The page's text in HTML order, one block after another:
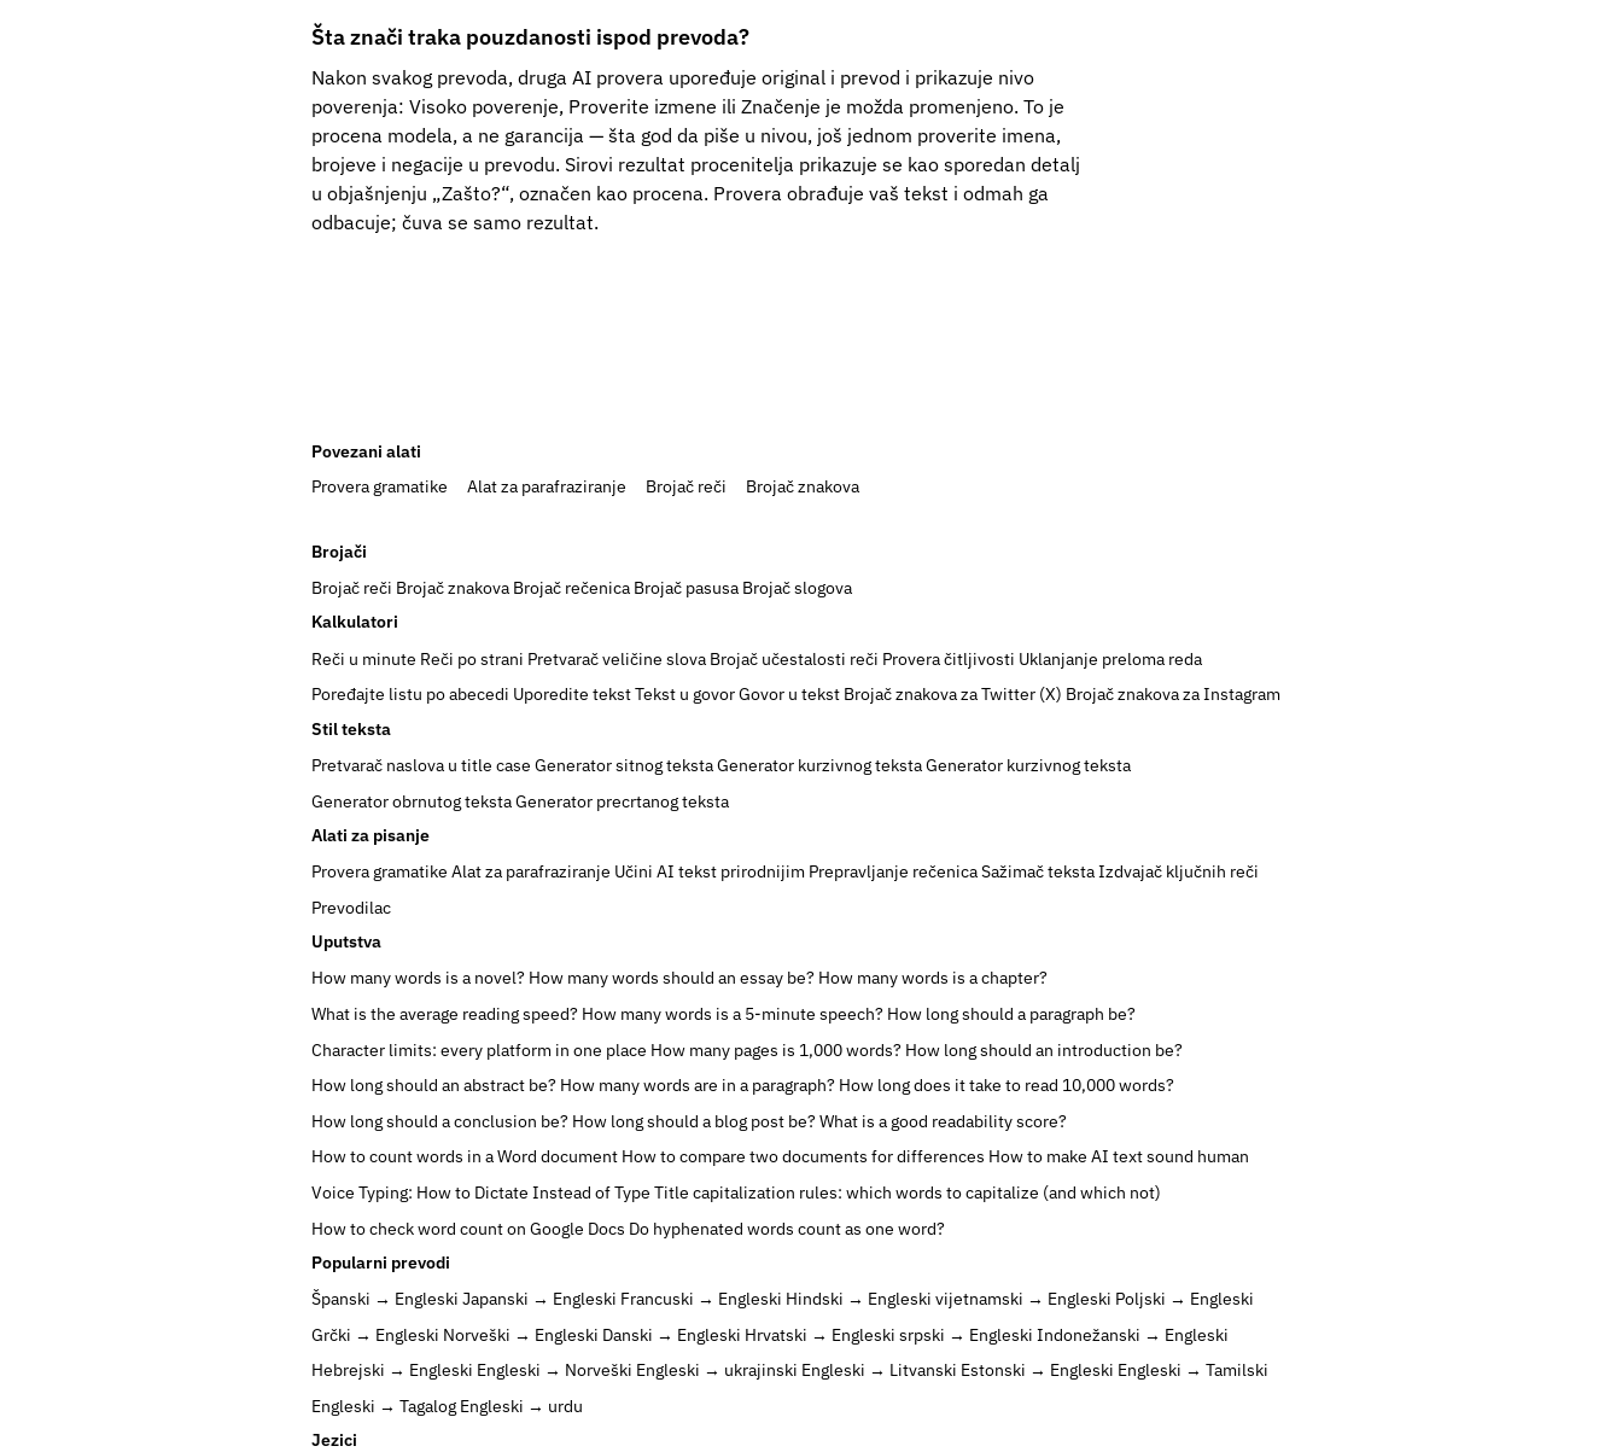
Šta znači traka pouzdanosti ispod prevoda?
Nakon svakog prevoda, druga AI provera upoređuje original i prevod i prikazuje nivo
poverenja: Visoko poverenje, Proverite izmene ili Značenje je možda promenjeno. To je
procena modela, a ne garancija — šta god da piše u nivou, još jednom proverite imena,
brojeve i negacije u prevodu. Sirovi rezultat procenitelja prikazuje se kao sporedan detalj
u objašnjenju „Zašto?“, označen kao procena. Provera obrađuje vaš tekst i odmah ga
odbacuje; čuva se samo rezultat.
Povezani alati
Provera gramatike
Alat za parafraziranje Brojač reči Brojač znakova
Brojači
Brojač reči Brojač znakova Brojač rečenica Brojač pasusa Brojač slogova
Kalkulatori
Reči u minute Reči po strani Pretvarač veličine slova Brojač učestalosti reči Provera čitljivosti Uklanjanje preloma reda
Poređajte listu po abecedi Uporedite tekstTekst u govorGovor u tekst Brojač znakova za Twitter (X) Brojač znakova za Instagram
Stil teksta
Pretvarač naslova u title case Generator sitnog tekstaGenerator kurzivnog tekstaGenerator kurzivnog teksta
Generator obrnutog tekstaGenerator precrtanog teksta
Alati za pisanje
Provera gramatike Alat za parafraziranje Učini AI tekst prirodnijim Prepravljanje rečenicaSažimač tekstaIzdvajač ključnih reči
Prevodilac
Uputstva
How many words is a novel? How many words should an essay be? How many words is a chapter?
What is the average reading speed? How many words is a 5-minute speech? How long should a paragraph be?
Character limits: every platform in one place How many pages is 1,000 words? How long should an introduction be?
How long should an abstract be? How many words are in a paragraph? How long does it take to read 10,000 words?
How long should a conclusion be? How long should a blog post be?What is a good readability score?
How to count words in a Word document How to compare two documents for differences How to make AI text sound human
Voice Typing: How to Dictate Instead of Type Title capitalization rules: which words to capitalize (and which not)
How to check word count on Google Docs Do hyphenated words count as one word?
Popularni prevodi
Španski → Engleski Japanski → Engleski Francuski → Engleski Hindski → Engleski vijetnamski → Engleski Poljski → Engleski
Grčki → Engleski Norveški → Engleski Danski → Engleski Hrvatski → Engleski srpski → Engleski Indonežanski → Engleski
Hebrejski → Engleski Engleski → Norveški Engleski → ukrajinski Engleski → Litvanski Estonski → Engleski Engleski → Tamilski
Engleski → Tagalog Engleski → urdu
Jezici